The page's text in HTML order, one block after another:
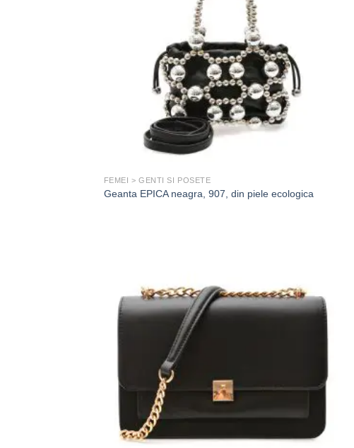
FEMEI > GENTI SI POSETE
Geanta EPICA neagra, 907, din piele ecologica